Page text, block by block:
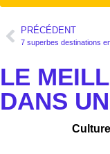
PRÉCÉDENT
LE
DANS
Culture